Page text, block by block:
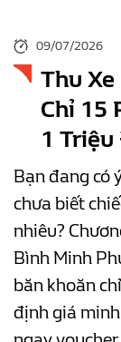
09/07/2026
Thu
Chỉ 15
1
Bạn đang có
chưa biết
nhiêu?
Bình Minh
băn khoăn
định giá